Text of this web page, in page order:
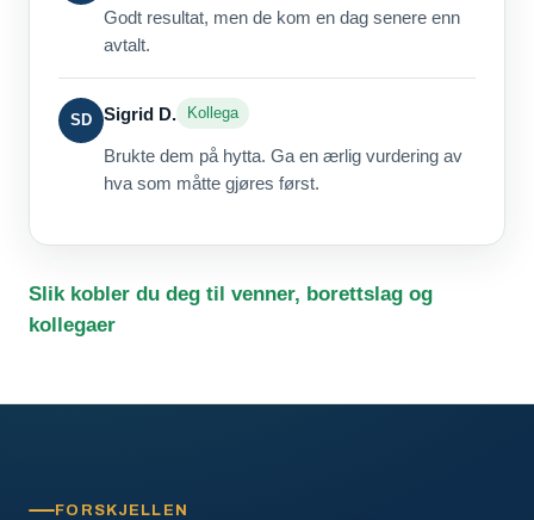
Godt resultat, men de kom en dag senere enn
avtalt.
SD Sigrid D. Kollega
Brukte dem på hytta. Ga en ærlig vurdering av
hva som måtte gjøres først.
Slik kobler du deg til venner, borettslag og
kollegaer
FORSKJELLEN